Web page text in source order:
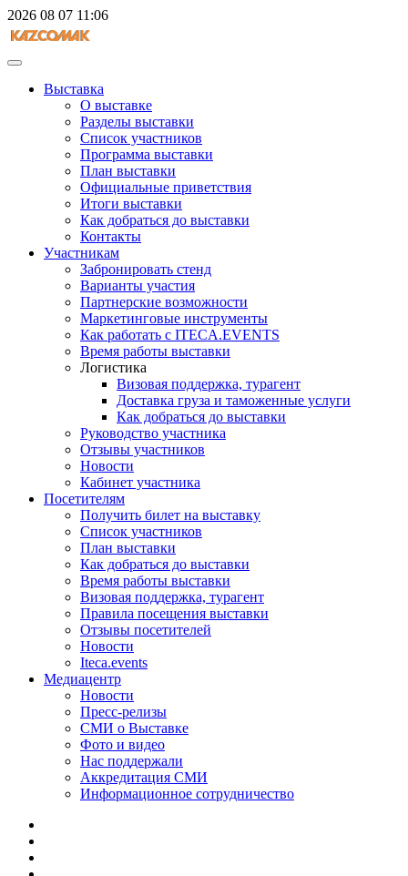
2026 08 07 11:06
Выставка
О выставке
Разделы выставки
Список участников
Программа выставки
План выставки
Официальные приветствия
Итоги выставки
Как добраться до выставки
Контакты
Участникам
Забронировать стенд
Варианты участия
Партнерские возможности
Маркетинговые инструменты
Как работать с ITECA.EVENTS
Время работы выставки
Логистика
Визовая поддержка, турагент
Доставка груза и таможенные услуги
Как добраться до выставки
Руководство участника
Отзывы участников
Новости
Кабинет участника
Посетителям
Получить билет на выставку
Список участников
План выставки
Как добраться до выставки
Время работы выставки
Визовая поддержка, турагент
Правила посещения выставки
Отзывы посетителей
Новости
Iteca.events
Медиацентр
Новости
Пресс-релизы
СМИ о Выставке
Фото и видео
Нас поддержали
Аккредитация СМИ
Информационное сотрудничество